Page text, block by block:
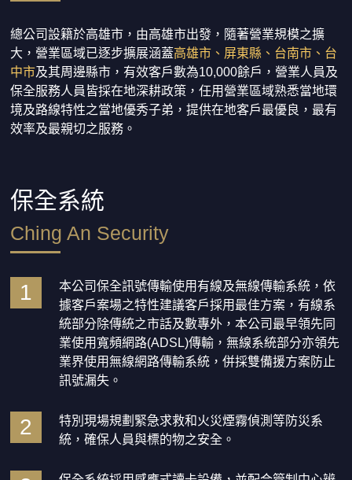
總公司設籍於高雄市，由高雄市出發，隨著營業規模之擴
大，營業區域已逐步擴展涵蓋高雄市、屏東縣、台南市、台
中市及其周邊縣市，有效客戶數為10,000餘戶，營業人員及
保全服務人員皆採在地深耕政策，任用營業區域熟悉當地環
境及路線特性之當地優秀子弟，提供在地客戶最優良，最有
效率及最親切之服務。
保全系統
Ching An Security
1
本公司保全訊號傳輸使用有線及無線傳輸系統，依
據客戶案場之特性建議客戶採用最佳方案，有線系
統部分除傳統之市話及數專外，本公司最早領先同
業使用寬頻網路(ADSL)傳輸，無線系統部分亦領先
業界使用無線網路傳輸系統，併採雙備援方案防止
訊號漏失。
2
特別現場規劃緊急求救和火災煙霧偵測等防災系
統，確保人員與標的物之安全。